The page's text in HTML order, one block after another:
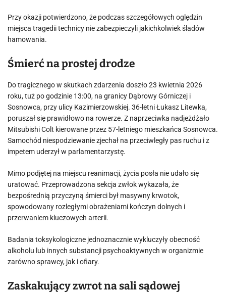
Przy okazji potwierdzono, że podczas szczegółowych oględzin
miejsca tragedii technicy nie zabezpieczyli jakichkolwiek śladów
hamowania.
Śmierć na prostej drodze
Do tragicznego w skutkach zdarzenia doszło 23 kwietnia 2026
roku, tuż po godzinie 13:00, na granicy Dąbrowy Górniczej i
Sosnowca, przy ulicy Kazimierzowskiej. 36-letni Łukasz Litewka,
poruszał się prawidłowo na rowerze. Z naprzeciwka nadjeżdżało
Mitsubishi Colt kierowane przez 57-letniego mieszkańca Sosnowca.
Samochód niespodziewanie zjechał na przeciwległy pas ruchu i z
impetem uderzył w parlamentarzystę.
Mimo podjętej na miejscu reanimacji, życia posła nie udało się
uratować. Przeprowadzona sekcja zwłok wykazała, że
bezpośrednią przyczyną śmierci był masywny krwotok,
spowodowany rozległymi obrażeniami kończyn dolnych i
przerwaniem kluczowych arterii.
Badania toksykologiczne jednoznacznie wykluczyły obecność
alkoholu lub innych substancji psychoaktywnych w organizmie
zarówno sprawcy, jak i ofiary.
Zaskakujący zwrot na sali sądowej